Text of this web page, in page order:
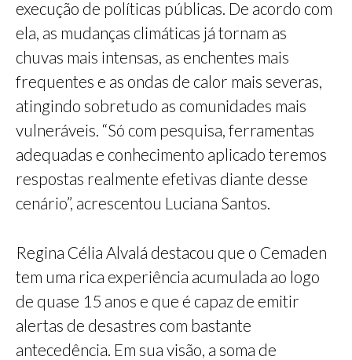
execução de políticas públicas. De acordo com
ela, as mudanças climáticas já tornam as
chuvas mais intensas, as enchentes mais
frequentes e as ondas de calor mais severas,
atingindo sobretudo as comunidades mais
vulneráveis. “Só com pesquisa, ferramentas
adequadas e conhecimento aplicado teremos
respostas realmente efetivas diante desse
cenário”, acrescentou Luciana Santos.
Regina Célia Alvalá destacou que o Cemaden
tem uma rica experiência acumulada ao logo
de quase 15 anos e que é capaz de emitir
alertas de desastres com bastante
antecedência. Em sua visão, a soma de